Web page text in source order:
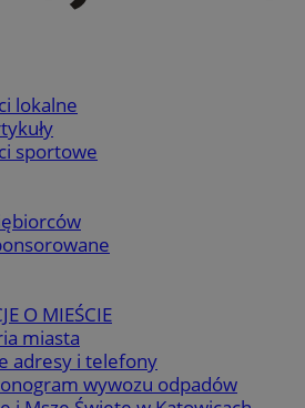
lokalne
sportowe
O MIEŚCIE
miasta
adresy i telefony
wywozu odpadów